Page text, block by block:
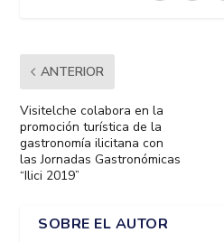
ANTERIOR
Visitelche colabora en la
promoción turística de la
gastronomía ilicitana con
las Jornadas Gastronómicas
“Ilici 2019”
SOBRE EL AUTOR